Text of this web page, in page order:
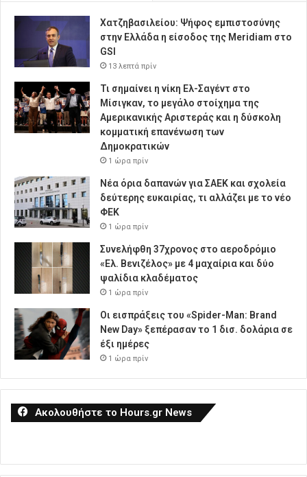
Χατζηβασιλείου: Ψήφος εμπιστοσύνης
στην Ελλάδα η είσοδος της Meridiam στο
GSI
13 λεπτά πρίν
Τι σημαίνει η νίκη Ελ-Σαγέντ στο
Μίσιγκαν, το μεγάλο στοίχημα της
Aμερικανικής Αριστεράς και η δύσκολη
κομματική επανένωση των
Δημοκρατικών
1 ώρα πρίν
Νέα όρια δαπανών για ΣΑΕΚ και σχολεία
δεύτερης ευκαιρίας, τι αλλάζει με το νέο
ΦΕΚ
1 ώρα πρίν
Συνελήφθη 37χρονος στο αεροδρόμιο
«Ελ. Βενιζέλος» με 4 μαχαίρια και δύο
ψαλίδια κλαδέματος
1 ώρα πρίν
Οι εισπράξεις του «Spider-Man: Brand
New Day» ξεπέρασαν το 1 δισ. δολάρια σε
έξι ημέρες
1 ώρα πρίν
Ακολουθήστε το Hours.gr News